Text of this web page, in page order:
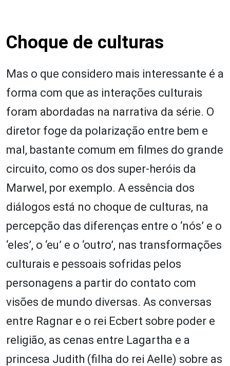
Choque de culturas
Mas o que considero mais interessante é a
forma com que as interações culturais
foram abordadas na narrativa da série. O
diretor foge da polarização entre bem e
mal, bastante comum em filmes do grande
circuito, como os dos super-heróis da
Marwel, por exemplo. A essência dos
diálogos está no choque de culturas, na
percepção das diferenças entre o ‘nós’ e o
‘eles’, o ‘eu’ e o ‘outro’, nas transformações
culturais e pessoais sofridas pelos
personagens a partir do contato com
visões de mundo diversas. As conversas
entre Ragnar e o rei Ecbert sobre poder e
religião, as cenas entre Lagartha e a
princesa Judith (filha do rei Aelle) sobre as